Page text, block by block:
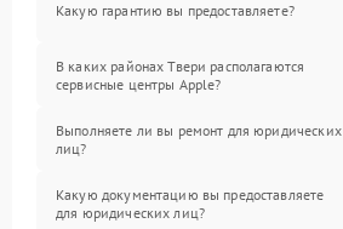
Какую гарантию вы предоставляете?
В каких районах Твери располагаются
сервисные центры Apple?
Выполняете ли вы ремонт для юридических
лиц?
Какую документацию вы предоставляете
для юридических лиц?